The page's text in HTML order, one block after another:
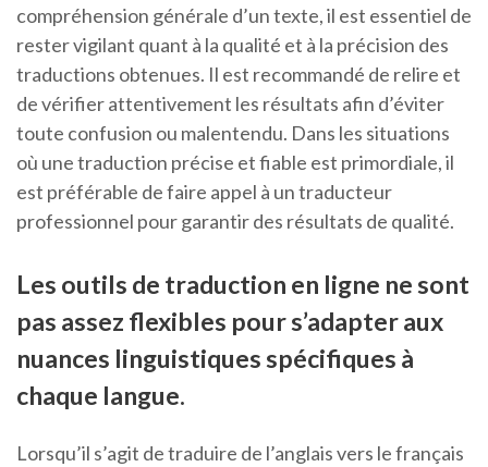
compréhension générale d’un texte, il est essentiel de
rester vigilant quant à la qualité et à la précision des
traductions obtenues. Il est recommandé de relire et
de vérifier attentivement les résultats afin d’éviter
toute confusion ou malentendu. Dans les situations
où une traduction précise et fiable est primordiale, il
est préférable de faire appel à un traducteur
professionnel pour garantir des résultats de qualité.
Les outils de traduction en ligne ne sont
pas assez flexibles pour s’adapter aux
nuances linguistiques spécifiques à
chaque langue.
Lorsqu’il s’agit de traduire de l’anglais vers le français